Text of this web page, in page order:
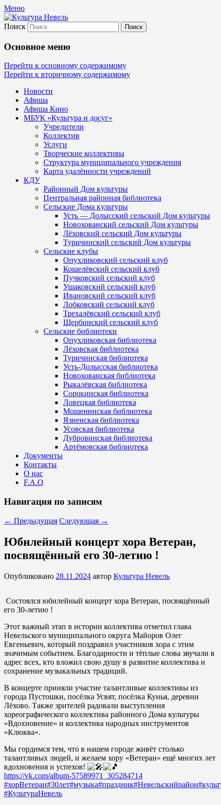
Меню
Культура Невель
МБУК Невельского района "Культура
и досуг"
Поиск
Основное меню
Перейти к основному содержимому
Перейти к вторичному содержимому
Новости
Афиша
Афиша Кино
МБУК «Культура и досуг»
Учредители
Коллектив
Услуги
Творческие коллективы
Структура муниципального учреждения
Карта удалённости учреждений
КДУ
Районный Дом культуры
Центральная районная библиотека
Сельские Дома культуры
Усть — Долысский сельский Дом культуры
Новохованский сельский Дом культуры
Лёховский сельский Дом культуры
Туричинский сельский Дом культуры
Сельские клубы
Опухликовский сельский клуб
Кошелёвский сельский клуб
Пучковский сельский клуб
Ушаковский сельский клуб
Ивановский сельский клуб
Лобковский сельский клуб
Трехалёвский сельский клуб
Щербинский сельский клуб
Сельские библиотеки
Опухликовская библиотека
Лёховская библиотека
Туричинская библиотека
Усть-Долысская библиотека
Новохованская библиотека
Рыкалёвская библиотека
Сорокинская библиотека
Ловецкая библиотека
Мошенинская библиотека
Язненская библиотека
Усовская библиотека
Дубровинская библиотека
Артёмовская библиотека
Документы
Контакты
О нас
F.A.Q
Навигация по записям
← Предыдущая Следующая →
Юбилейный концерт хора Ветеран,
посвящённый его 30-летию !
Опубликовано 28.11.2024 автор Культура Невель
Состоялся юбилейный концерт хора Ветеран, посвящённый
его 30-летию !
Этот важный этап в истории коллектива отметил глава
Невельского муниципального округа Майоров Олег
Евгеньевич, который поздравил участников хора с этим
значимым событием. Благодарности и тёплые слова звучали в
адрес всех, кто вложил свою душу в развитие коллектива и
сохранение музыкальных традиций.
В концерте приняли участие талантливые коллективы из
города Пустошки, посёлка Усвят, посёлка Кунья, деревни
Лёхово. Также зрителей радовали выступления
хореографического коллектива районного Дома культуры
«Вдохновение» и коллектива народных инструментов
«Клюква».
Мы гордимся тем, что в нашем городе живёт столько
талантливых людей, и желаем хору «Ветеран» ещё многих лет
вдохновения и успехов!
https://vk.com/album-57589971_305284714
#хорВетеран#30лет#музыка#праздник#Невельскийрайон
#КультураНевель